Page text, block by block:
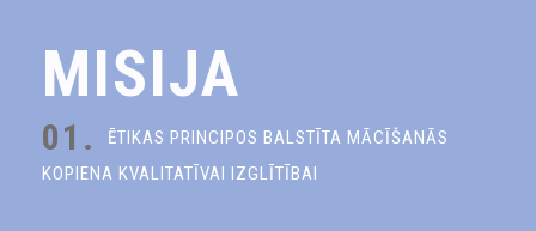
MISIJA
01.
ĒTIKAS PRINCIPOS BALSTĪTA MĀCĪŠANĀS
KOPIENA KVALITATĪVAI IZGLĪTĪBAI